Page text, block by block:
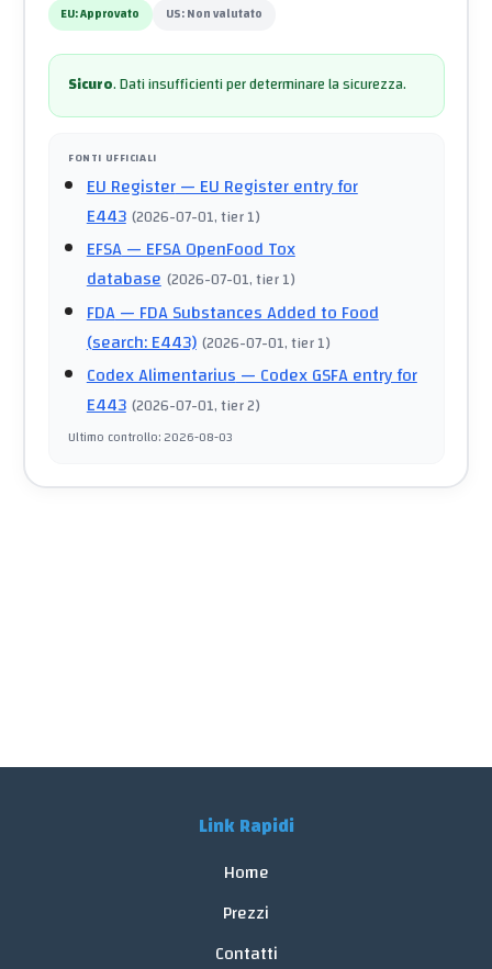
EU:Approvato US:Non valutato
Sicuro.Dati insufficienti per determinare la sicurezza.
FONTI UFFICIALI
EU Register— EU Register entry for
E443 (2026-07-01, tier 1)
EFSA— EFSA OpenFood Tox
database (2026-07-01, tier 1)
FDA— FDA Substances Added to Food
(search: E443) (2026-07-01, tier 1)
Codex Alimentarius— Codex GSFA entry for
E443 (2026-07-01, tier 2)
Ultimo controllo:2026-08-03
Link Rapidi
Home
Prezzi
Contatti